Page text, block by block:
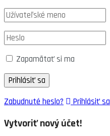
Zapamätať si ma
Zabudnuté heslo? Prihlásiť sa
Vytvoriť nový účet!